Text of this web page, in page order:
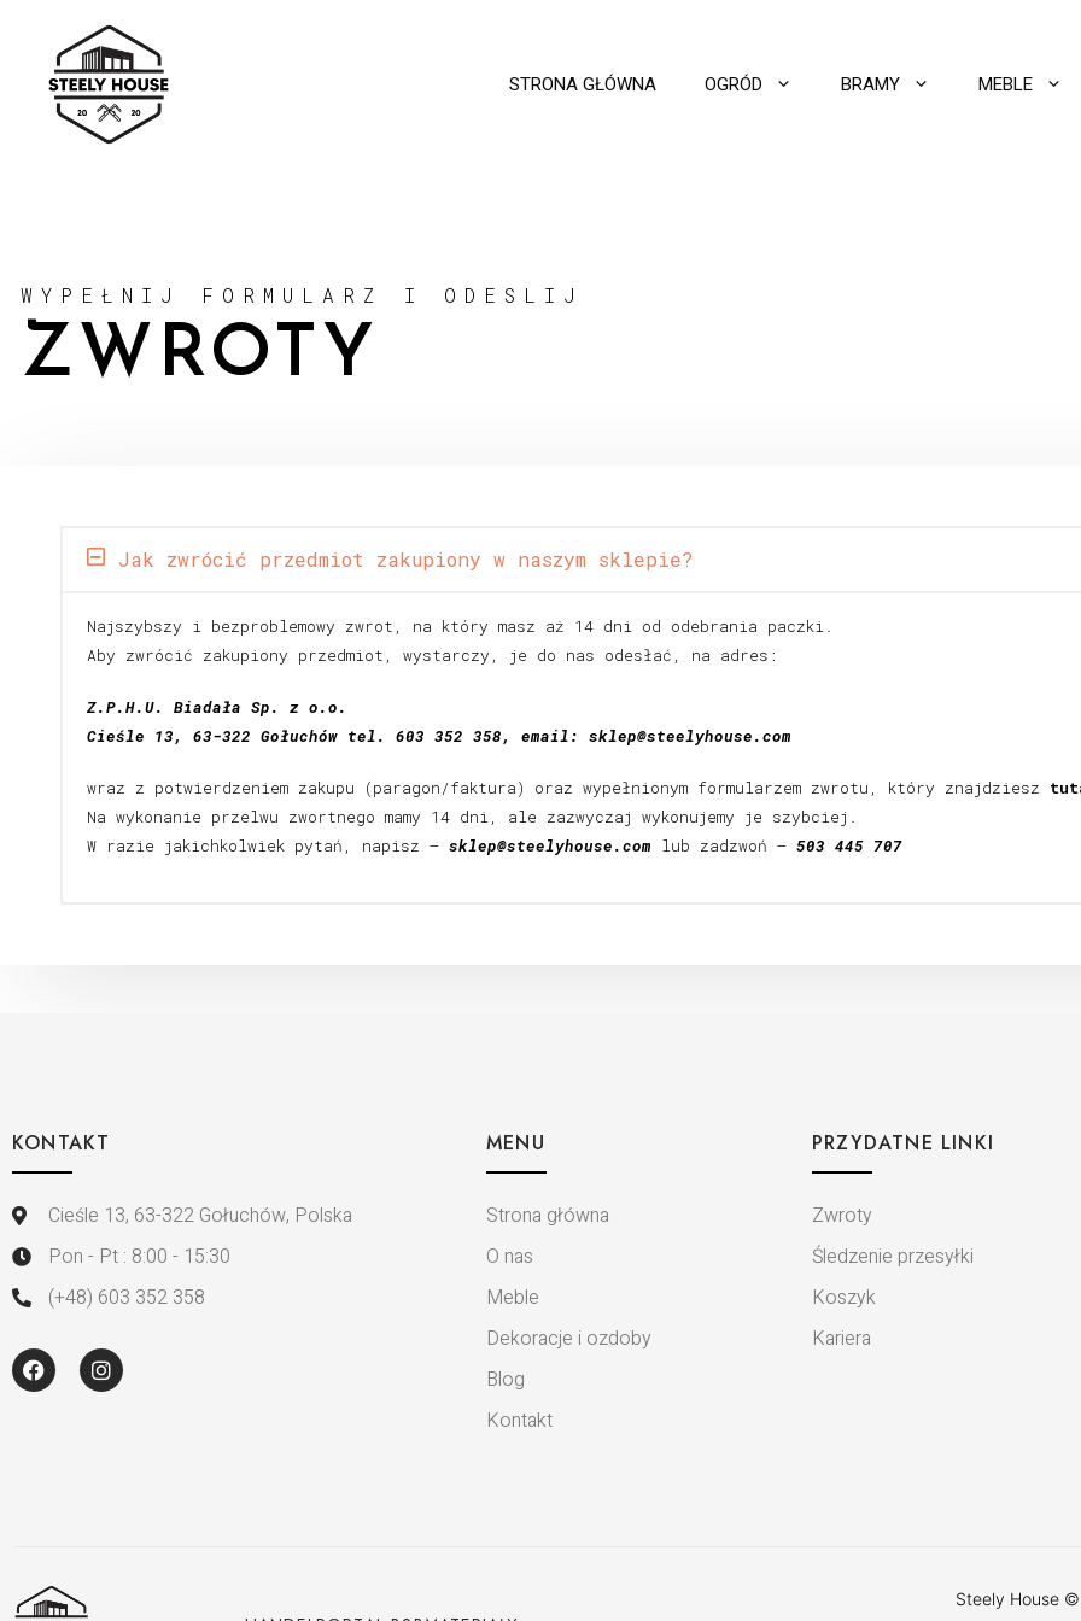
STRONA GŁÓWNA OGRÓD BRAMY MEBLE
WYPEŁNIJ FORMULARZ I ODESLIJ
ZWROTY
Jak zwrócić przedmiot zakupiony w naszym sklepie?
Najszybszy i bezproblemowy zwrot, na który masz aż 14 dni od odebrania paczki.
Aby zwrócić zakupiony przedmiot, wystarczy, je do nas odesłać, na adres:
Z.P.H.U. Biadała Sp. z o.o.
Cieśle 13, 63-322 Gołuchów tel. 603 352 358, email: sklep@steelyhouse.com
wraz z potwierdzeniem zakupu (paragon/faktura) oraz wypełnionym formularzem zwrotu, który znajdziesz
Na wykonanie przelwu zwortnego mamy 14 dni, ale zazwyczaj wykonujemy je szybciej.
W razie jakichkolwiek pytań, napisz – sklep@steelyhouse.com lub zadzwoń – 503 445 707
KONTAKT
Cieśle 13, 63-322 Gołuchów, Polska
Pon - Pt : 8:00 - 15:30
(+48) 603 352 358
MENU
Strona główna
O nas
Meble
Dekoracje i ozdoby
Blog
Kontakt
PRZYDATNE LINKI
Zwroty
Śledzenie przesyłki
Koszyk
Kariera
Steely House